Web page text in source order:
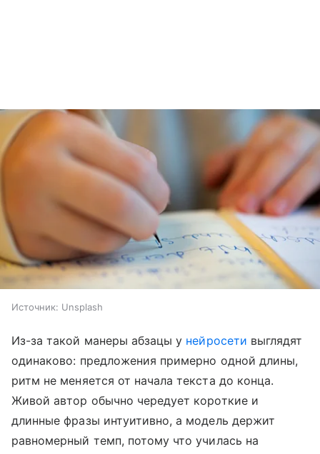
Источник: Unsplash
Из-за такой манеры абзацы у нейросети выглядят
одинаково: предложения примерно одной длины,
ритм не меняется от начала текста до конца.
Живой автор обычно чередует короткие и
длинные фразы интуитивно, а модель держит
равномерный темп, потому что училась на